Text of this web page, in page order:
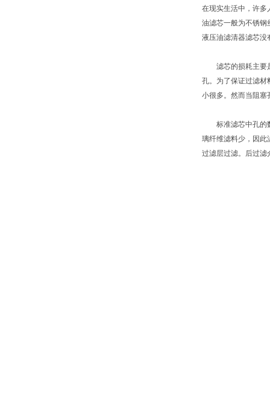
在现实生活中，许多
油滤芯一般为不锈钢
液压油滤清器滤芯没
滤芯的损耗主要是
孔。为了保证过滤材
小很多。然而当阻塞
标准滤芯中孔的数
璃纤维滤料少，因此
过滤层过滤。后过滤